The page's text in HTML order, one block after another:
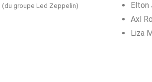
(du groupe Led Zeppelin)
Elton
Axl
Liza